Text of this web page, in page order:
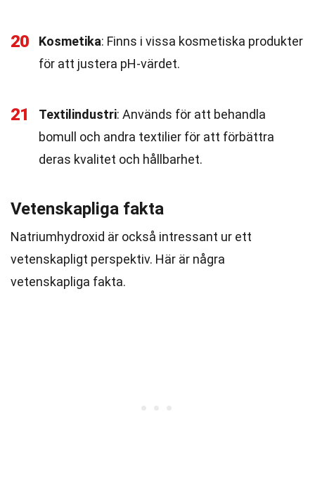
20 Kosmetika: Finns i vissa kosmetiska produkter
för att justera pH-värdet.
21 Textilindustri: Används för att behandla
bomull och andra textilier för att förbättra
deras kvalitet och hållbarhet.
Vetenskapliga fakta
Natriumhydroxid är också intressant ur ett
vetenskapligt perspektiv. Här är några
vetenskapliga fakta.